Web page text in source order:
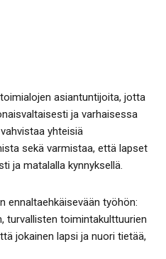
asiantuntijoita, jotta
ja varhaisessa
yhteisiä
sekä varmistaa, että lapset
ja matalalla kynnyksellä.
ennaltaehkäisevään työhön:
turvallisten toimintakulttuurien
jokainen lapsi ja nuori tietää,